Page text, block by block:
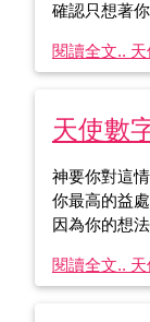
確認只想著
閱讀全文..
天使數
神要你對這
你最高的益
因為你的想
閱讀全文..